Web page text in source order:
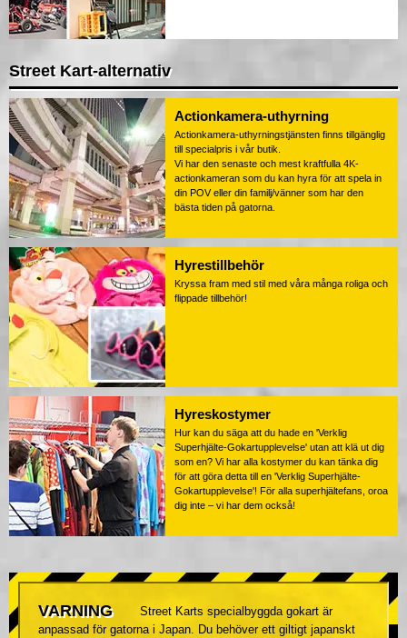
Street Kart-alternativ
Actionkamera-uthyrning
Actionkamera-uthyrningstjänsten finns tillgänglig
till specialpris i vår butik.
Vi har den senaste och mest kraftfulla 4K-
actionkameran som du kan hyra för att spela in
din POV eller din familj/vänner som har den
bästa tiden på gatorna.
Hyrestillbehör
Kryssa fram med stil med våra många roliga och
flippade tillbehör!
Hyreskostymer
Hur kan du säga att du hade en 'Verklig
Superhjälte-Gokartupplevelse' utan att klä ut dig
som en? Vi har alla kostymer du kan tänka dig
för att göra detta till en 'Verklig Superhjälte-
Gokartupplevelse'! För alla superhjältefans, oroa
dig inte – vi har dem också!
VARNING
Street Karts specialbyggda gokart är
anpassad för gatorna i Japan. Du behöver ett giltigt japanskt